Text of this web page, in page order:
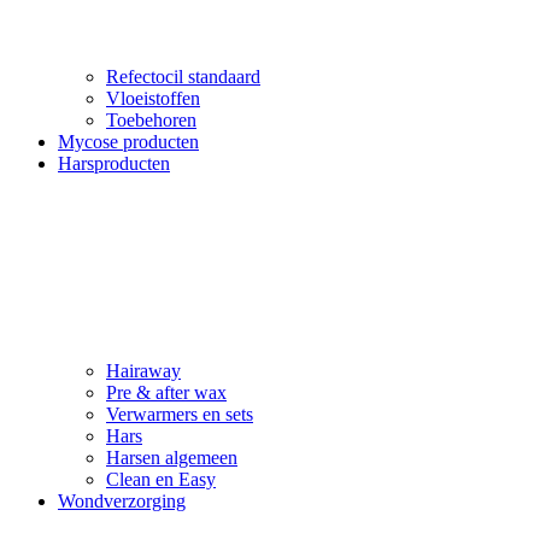
Refectocil standaard
Vloeistoffen
Toebehoren
Mycose producten
Harsproducten
Hairaway
Pre & after wax
Verwarmers en sets
Hars
Harsen algemeen
Clean en Easy
Wondverzorging